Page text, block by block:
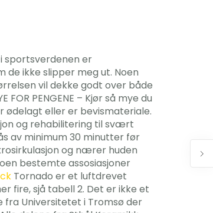
sportsverdenen er
de ikke slipper meg ut. Noen
vil dekke godt over både
PENGENE – Kjør så mye du
ødelagt eller er bevismateriale.
og rehabilitering til svært
av minimum 30 minutter før
og nærer huden
bestemte assosiasjoner
Tornado er et luftdrevet
fire, sjå tabell 2. Det er ikke et
fra Universitetet i Tromsø der